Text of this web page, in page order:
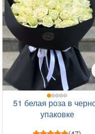
51 белая роза в
упаковке